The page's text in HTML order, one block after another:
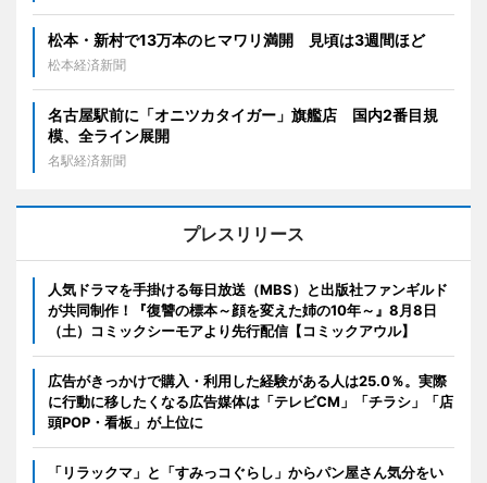
松本・新村で13万本のヒマワリ満開 見頃は3週間ほど
松本経済新聞
名古屋駅前に「オニツカタイガー」旗艦店 国内2番目規
模、全ライン展開
名駅経済新聞
プレスリリース
人気ドラマを手掛ける毎日放送（MBS）と出版社ファンギルド
が共同制作！『復讐の標本～顔を変えた姉の10年～』8月8日
（土）コミックシーモアより先行配信【コミックアウル】
広告がきっかけで購入・利用した経験がある人は25.0％。実際
に行動に移したくなる広告媒体は「テレビCM」「チラシ」「店
頭POP・看板」が上位に
「リラックマ」と「すみっコぐらし」からパン屋さん気分をい